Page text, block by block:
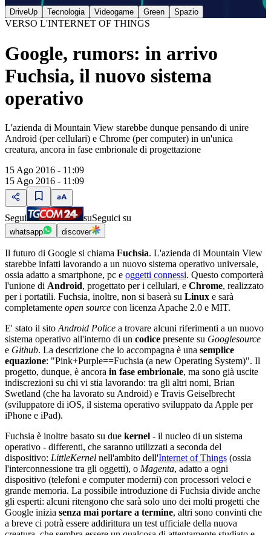
DriveUp Tecnologia Videogame Green Spazio
VERSO L'INTERNET OF THINGS
Google, rumors: in arrivo
Fuchsia, il nuovo sistema
operativo
L'azienda di Mountain View starebbe dunque pensando di unire
Android (per cellulari) e Chrome (per computer) in un'unica
creatura, ancora in fase embrionale di progettazione
15 Ago 2016 - 11:09
15 Ago 2016 - 11:09
Segui suSeguici su
whatsapp discover
Il futuro di Google si chiama Fuchsia. L'azienda di Mountain View
starebbe infatti lavorando a un nuovo sistema operativo universale,
ossia adatto a smartphone, pc e oggetti connessi. Questo comporterà
l'unione di Android, progettato per i cellulari, e Chrome, realizzato
per i portatili. Fuchsia, inoltre, non si baserà su Linux e sarà
completamente open source con licenza Apache 2.0 e MIT.
E' stato il sito Android Police a trovare alcuni riferimenti a un nuovo
sistema operativo all'interno di un codice presente su Googlesource
e Github. La descrizione che lo accompagna è una semplice
equazione: "Pink+Purple==Fuchsia (a new Operating System)". Il
progetto, dunque, è ancora in fase embrionale, ma sono già uscite
indiscrezioni su chi vi stia lavorando: tra gli altri nomi, Brian
Swetland (che ha lavorato su Android) e Travis Geiselbrecht
(sviluppatore di iOS, il sistema operativo sviluppato da Apple per
iPhone e iPad).
Fuchsia è inoltre basato su due kernel - il nucleo di un sistema
operativo - differenti, che saranno utilizzati a seconda del
dispositivo: LittleKernel nell'ambito dell'Internet of Things (ossia
l'interconnessione tra gli oggetti), o Magenta, adatto a ogni
dispositivo (telefoni e computer moderni) con processori veloci e
grande memoria. La possibile introduzione di Fuchsia divide anche
gli esperti: alcuni ritengono che sarà solo uno dei molti progetti che
Google inizia senza mai portare a termine, altri sono convinti che
a breve ci potrà essere addirittura un test ufficiale della nuova